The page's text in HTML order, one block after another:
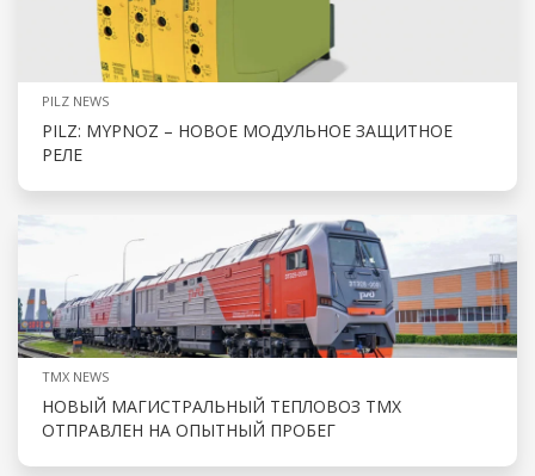
PILZ NEWS
PILZ: MYPNOZ – НОВОЕ МОДУЛЬНОЕ ЗАЩИТНОЕ
РЕЛЕ
TMX NEWS
НОВЫЙ МАГИСТРАЛЬНЫЙ ТЕПЛОВОЗ ТМХ
ОТПРАВЛЕН НА ОПЫТНЫЙ ПРОБЕГ